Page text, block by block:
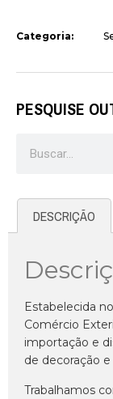
Categoria:
PESQUISE
DESCRIÇÃO
Estabelecida
Comércio
importação e
de decoração
Trabalhamos